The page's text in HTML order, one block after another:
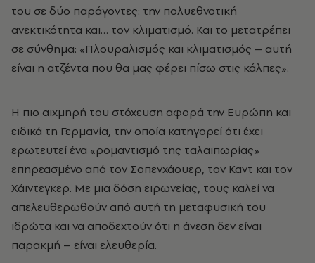
του σε δύο παράγοντες: την πολυεθνοτική
ανεκτικότητα και… τον κλιματισμό. Και το μετατρέπει
σε σύνθημα: «Πλουραλισμός και κλιματισμός – αυτή
είναι η ατζέντα που θα μας φέρει πίσω στις κάλπες».
Η πιο αιχμηρή του στόχευση αφορά την Ευρώπη και
ειδικά τη Γερμανία, την οποία κατηγορεί ότι έχει
ερωτευτεί ένα «ρομαντισμό της ταλαιπωρίας»
επηρεασμένο από τον Σοπενχάουερ, τον Καντ και τον
Χάιντεγκερ. Με μια δόση ειρωνείας, τους καλεί να
απελευθερωθούν από αυτή τη μεταφυσική του
ιδρώτα και να αποδεχτούν ότι η άνεση δεν είναι
παρακμή – είναι ελευθερία.